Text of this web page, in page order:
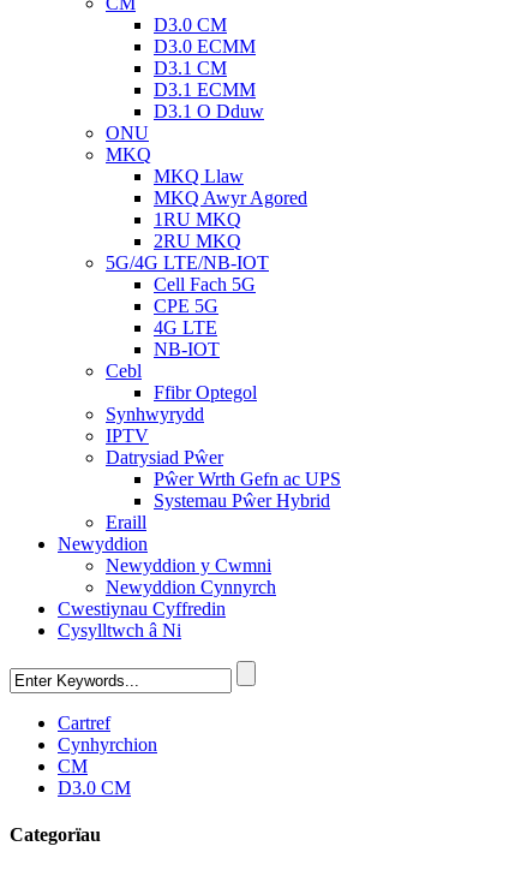
D3.0 CM
D3.0 ECMM
D3.1 CM
D3.1 ECMM
D3.1 O Dduw
ONU
MKQ
MKQ Llaw
MKQ Awyr Agored
1RU MKQ
2RU MKQ
5G/4G LTE/NB-IOT
Cell Fach 5G
CPE 5G
4G LTE
NB-IOT
Cebl
Ffibr Optegol
Synhwyrydd
IPTV
Datrysiad Pŵer
Pŵer Wrth Gefn ac UPS
Systemau Pŵer Hybrid
Eraill
Newyddion
Newyddion y Cwmni
Newyddion Cynnyrch
Cwestiynau Cyffredin
Cysylltwch â Ni
Cartref
Cynhyrchion
CM
D3.0 CM
Categorïau